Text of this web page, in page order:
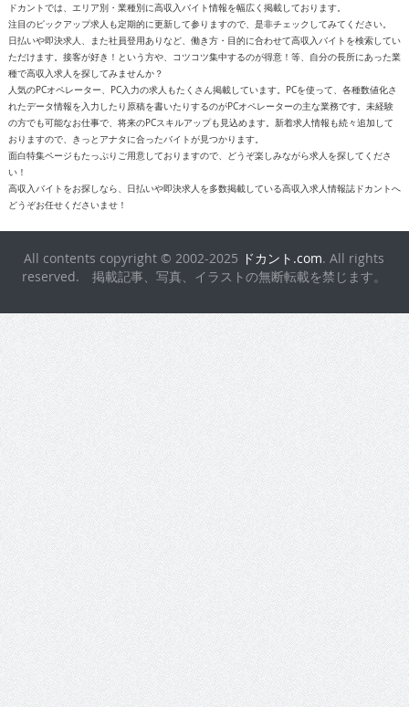
ドカントでは、エリア別・業種別に高収入バイト情報を幅広く掲載しております。
注目のピックアップ求人も定期的に更新して参りますので、是非チェックしてみてください。
日払いや即決求人、また社員登用ありなど、働き方・目的に合わせて高収入バイトを検索してい
ただけます。接客が好き！という方や、コツコツ集中するのが得意！等、自分の長所にあった業
種で高収入求人を探してみませんか？
人気のPCオペレーター、PC入力の求人もたくさん掲載しています。PCを使って、各種数値化さ
れたデータ情報を入力したり原稿を書いたりするのがPCオペレーターの主な業務です。未経験
の方でも可能なお仕事で、将来のPCスキルアップも見込めます。新着求人情報も続々追加して
おりますので、きっとアナタに合ったバイトが見つかります。
面白特集ページもたっぷりご用意しておりますので、どうぞ楽しみながら求人を探してくださ
い！
高収入バイトをお探しなら、日払いや即決求人を多数掲載している高収入求人情報誌ドカントへ
どうぞお任せくださいませ！
All contents copyright © 2002-2025 ドカント.com. All rights
reserved. 掲載記事、写真、イラストの無断転載を禁じます。